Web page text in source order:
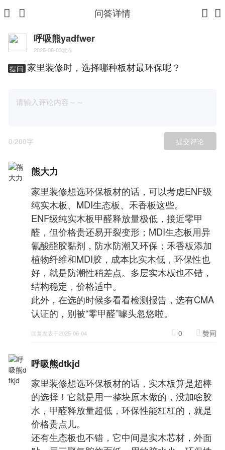
问答详情
呼吸熊yadfwer
2025-06-03发布
提问 家里装修时，选择哪种板材最环保呢？
0/200字 提交评论
熊大力
家里装修想选环保板材的话，可以考虑ENF级
纯实木板、MDI生态板、禾香板这些。
ENF级纯实木板甲醛释放量极低，接近零甲
醛，但价格贵还易开裂变形；MDI生态板用异
氰酸酯胶黏剂，防水防潮又环保；禾香板添加
植物纤维和MDI胶，成本比实木低，环保性也
好，就是防潮性稍差点。多层实木板也不错，
结构稳定，价格适中。
此外，在选的时候多看看检测报告，选有CMA
认证的，别被“零甲醛”噱头忽悠啦。
回复发表于2025-06-04 0 赞同
呼吸熊dtkjd
家里装修想选环保板材的话，实木板算是超棒
的选择！它就是用一整块原木做的，没加啥胶
水，甲醛释放量超低，环保性能杠杠的，就是
价格贵点儿。
还有生态板也不错，它中间是实木芯材，外面